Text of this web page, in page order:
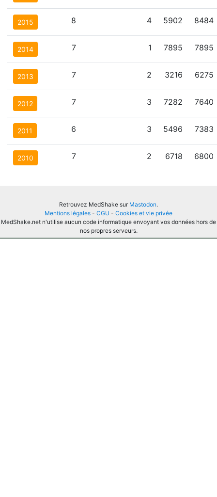
2015 8 4 5902 8484
2014 7 1 7895 7895
2013 7 2 3216 6275
2012 7 3 7282 7640
2011 6 3 5496 7383
2010 7 2 6718 6800
Retrouvez MedShake sur Mastodon.
Mentions légales - CGU - Cookies et vie privée
MedShake.net n'utilise aucun code informatique envoyant vos données hors de
nos propres serveurs.